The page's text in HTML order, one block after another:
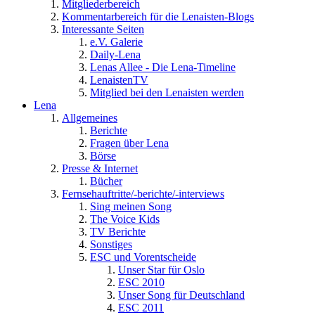
Mitgliederbereich
Kommentarbereich für die Lenaisten-Blogs
Interessante Seiten
e.V. Galerie
Daily-Lena
Lenas Allee - Die Lena-Timeline
LenaistenTV
Mitglied bei den Lenaisten werden
Lena
Allgemeines
Berichte
Fragen über Lena
Börse
Presse & Internet
Bücher
Fernsehauftritte/-berichte/-interviews
Sing meinen Song
The Voice Kids
TV Berichte
Sonstiges
ESC und Vorentscheide
Unser Star für Oslo
ESC 2010
Unser Song für Deutschland
ESC 2011